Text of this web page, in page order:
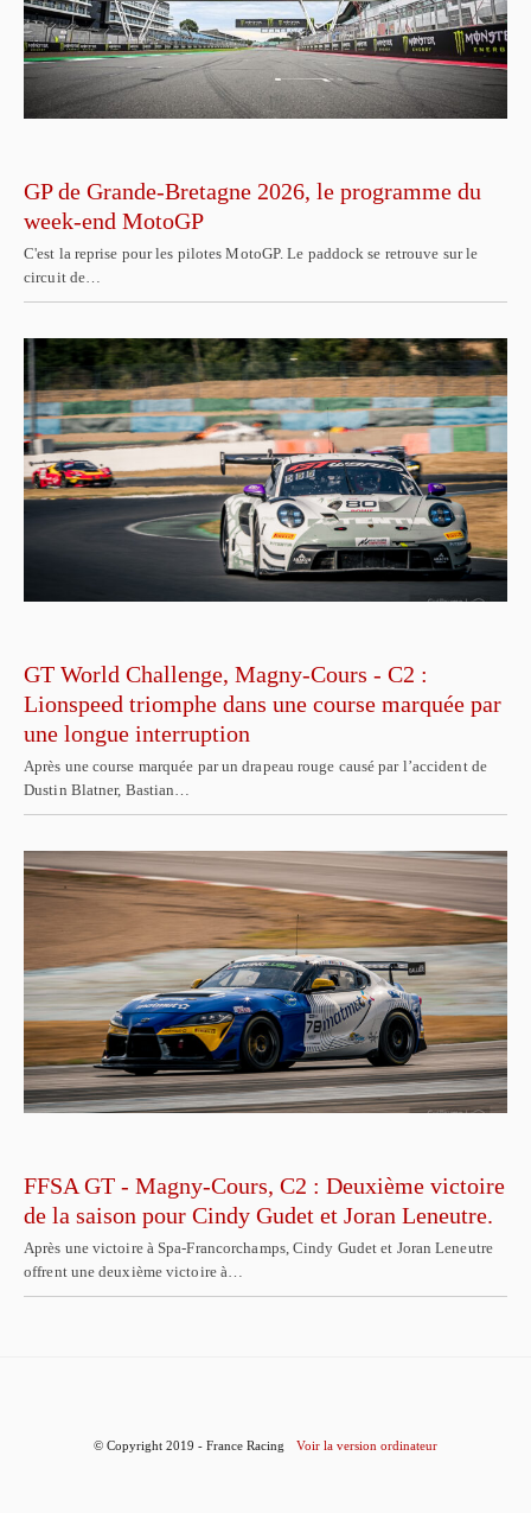
GP de Grande-Bretagne 2026, le programme du
week-end MotoGP
C'est la reprise pour les pilotes MotoGP. Le paddock se retrouve sur le
circuit de…
GT World Challenge, Magny-Cours - C2 :
Lionspeed triomphe dans une course marquée par
une longue interruption
Après une course marquée par un drapeau rouge causé par l’accident de
Dustin Blatner, Bastian…
FFSA GT - Magny-Cours, C2 : Deuxième victoire
de la saison pour Cindy Gudet et Joran Leneutre.
Après une victoire à Spa-Francorchamps, Cindy Gudet et Joran Leneutre
offrent une deuxième victoire à…
© Copyright 2019 - France Racing Voir la version ordinateur